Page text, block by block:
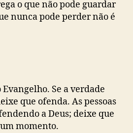
o que não pode guardar
nunca pode perder não é
Se a verdade
que ofenda. As pessoas
a Deus; deixe que
momento.